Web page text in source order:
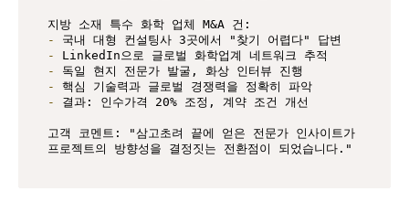
-
-
-
-
-
결과: 인수가격 20% 조정, 계약 조건 개선
고객 코멘트: "삼고초려 끝에 얻은 전문가 인사이트가
프로젝트의 방향성을 결정짓는 전환점이 되었습니다."